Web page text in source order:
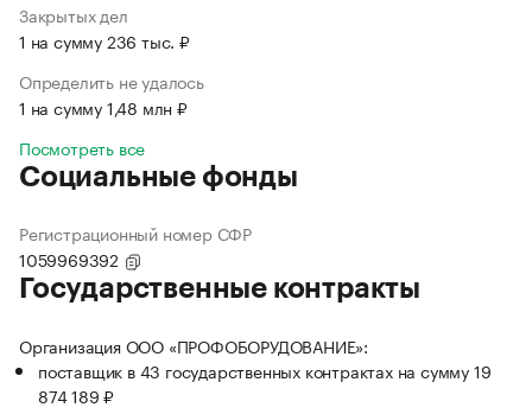
Закрытых дел
1 на сумму 236 тыс. ₽
Определить не удалось
1 на сумму 1,48 млн ₽
Посмотреть все
Социальные фонды
Регистрационный номер СФР
1059969392
Государственные контракты
Организация ООО «ПРОФОБОРУДОВАНИЕ»:
поставщик в 43 государственных контрактах на сумму 19
874 189 ₽